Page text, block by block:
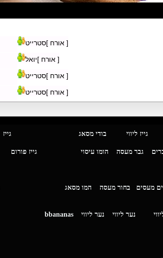
[ אורח ]סטרייט
[ אורח ]יואל
[ אורח ]סטרייט
[ אורח ]סטרייט
גייז ליווי בודי מסאג גייז
גבר מעסה הומו עיסוי גייז פורום
מעסים בחור מעסה המו מסאג
נער ליווי נער ליווי bbananas